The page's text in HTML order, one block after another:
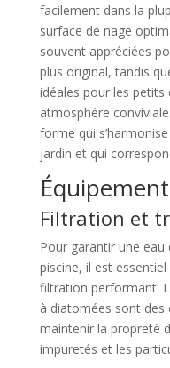
facilement dans la
surface de nage
souvent appréciées
plus original, tandis
idéales pour les petits
atmosphère
forme qui
jardin et qui
Filtration et
Pour garantir une
piscine, il est
filtration performant.
à diatomées sont
maintenir la propreté
impuretés et les